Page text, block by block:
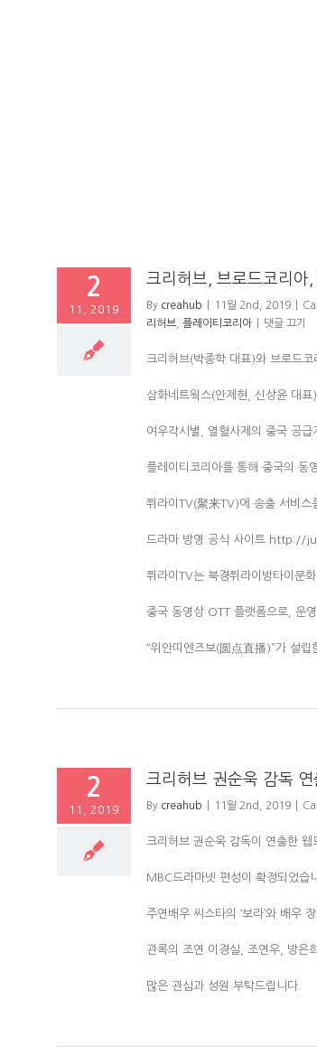
2
11, 2019
크리허브, 브로드코리아
By creahub 11월 2nd, 2019
리허브 플레이티코리아 댓글 끄기
크리허브(박종학 대표)와 브로드
삼화네트웍스(안제현, 신상윤 대
여우각시별, 열혈사제의 중국 공급
플레이티코리아를 통해 중국의 동
쮜라이TV(聚来TV)에 송출 서비스
드라마 방영 공식 사이트 http://
쮜라이TV는 북경쮜라이방타이문
중국 동영상 OTT 플랫폼으로, 운
“위안띠엔즈보(圆点直播)”가 설
2
11, 2019
크리허브 권순욱 감독
By creahub 11월 2nd, 2019
크리허브 권순욱 감독이 연출한 웹
MBC드라마넷 편성이 확정되었습
주연배우 씨스타의 ‘보라’와 배우
관록의 조연 이경실, 조연우, 방은
많은 관심과 성원 부탁드립니다.